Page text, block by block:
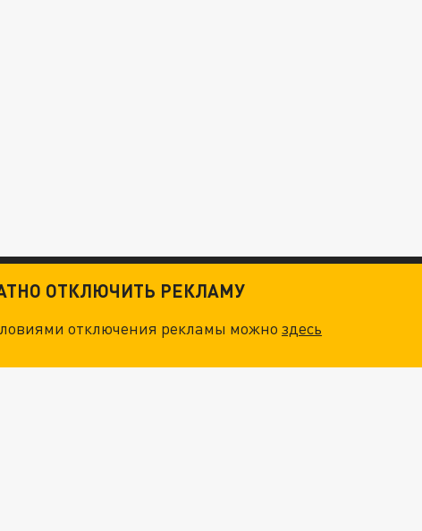
ОТКЛЮЧИТЬ РЕКЛАМУ
отключения рекламы можноздесь